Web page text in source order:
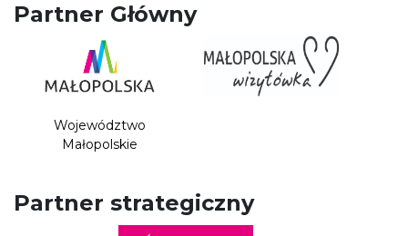
Partner Główny
Województwo
Małopolskie
Partner strategiczny